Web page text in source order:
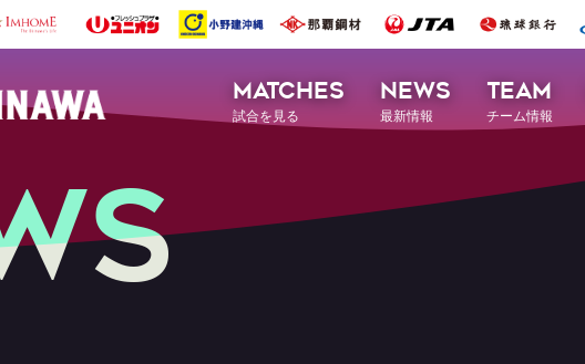
MATCHES
試合を見る
NEWS
最新情報
TEAM
チーム情報